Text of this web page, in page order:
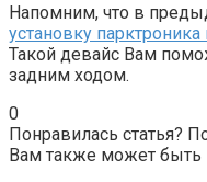
Напомним, что в
установку парктроника
Такой девайс Вам
задним ходом.
0
Понравилась статья?
Вам также может быть